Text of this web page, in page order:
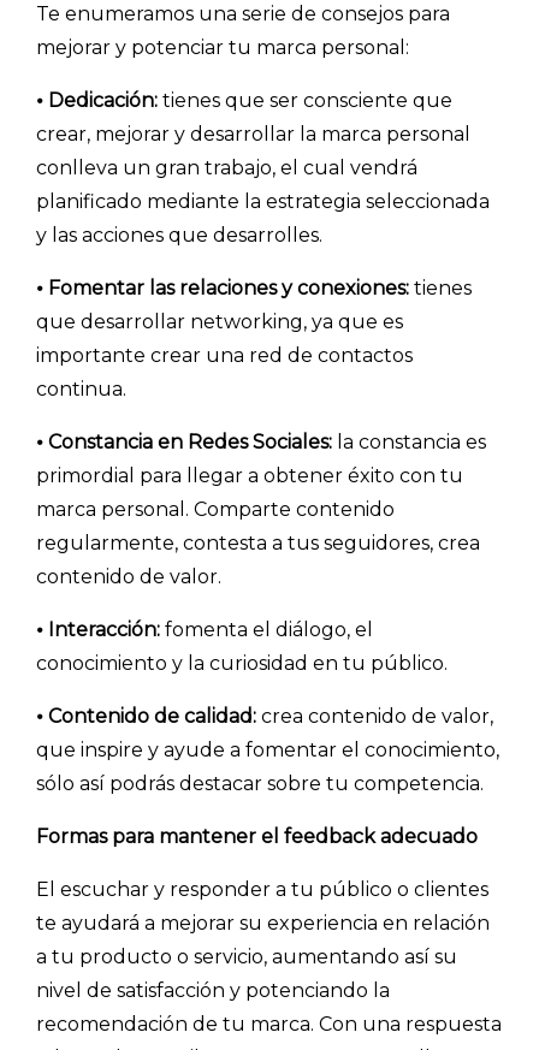
Explorar categorías:
- Artículos destacados
- Consejos para tu encuesta
- Encuesta.com
- Encuestas de NPS
- Encuestas de recursos humanos
- Inteligencia artificial
- Investigación de mercados
- Marketing y encuestas
Te enumeramos una serie de consejos para
mejorar y potenciar tu marca personal:
⦁ Dedicación: tienes que ser consciente que
crear, mejorar y desarrollar la marca personal
conlleva un gran trabajo, el cual vendrá
planificado mediante la estrategia seleccionada
y las acciones que desarrolles.
⦁ Fomentar las relaciones y conexiones: tienes
que desarrollar networking, ya que es
importante crear una red de contactos
continua.
⦁ Constancia en Redes Sociales: la constancia es
primordial para llegar a obtener éxito con tu
marca personal. Comparte contenido
regularmente, contesta a tus seguidores, crea
contenido de valor.
⦁ Interacción: fomenta el diálogo, el
conocimiento y la curiosidad en tu público.
⦁ Contenido de calidad: crea contenido de valor,
que inspire y ayude a fomentar el conocimiento,
sólo así podrás destacar sobre tu competencia.
Formas para mantener el feedback adecuado
El escuchar y responder a tu público o clientes
te ayudará a mejorar su experiencia en relación
a tu producto o servicio, aumentando así su
nivel de satisfacción y potenciando la
recomendación de tu marca. Con una respuesta